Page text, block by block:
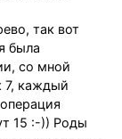
так вот
была
со мной
7, каждый
15 :-)) Роды